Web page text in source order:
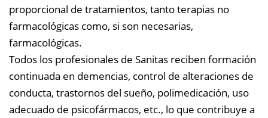
proporcional de tratamientos, tanto terapias no
farmacológicas como, si son necesarias,
farmacológicas.
Todos los profesionales de Sanitas reciben formación
continuada en demencias, control de alteraciones de
conducta, trastornos del sueño, polimedicación, uso
adecuado de psicofármacos, etc., lo que contribuye a